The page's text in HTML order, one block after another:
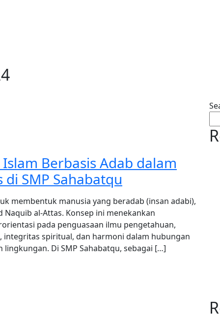
Berbasis Adab dalam
SMP Sahabatqu
membentuk manusia yang beradab (insan adabi),
al-Attas. Konsep ini menekankan
pada penguasaan ilmu pengetahuan,
spiritual, dan harmoni dalam hubungan
Di SMP Sahabatqu, sebagai […]